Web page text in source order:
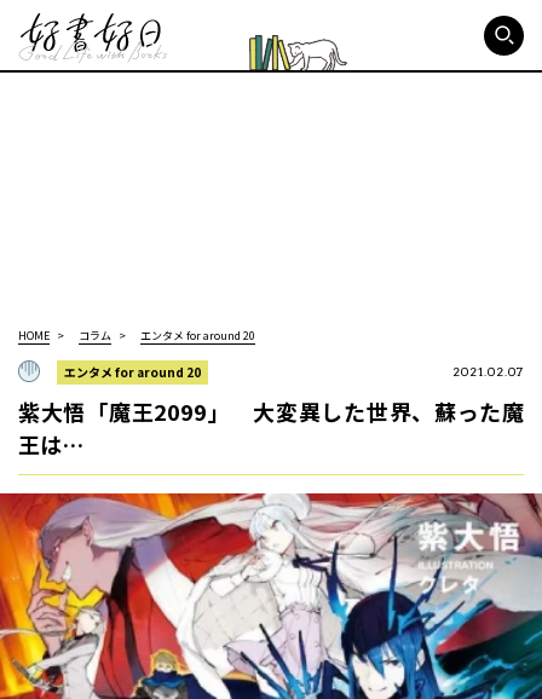
HOME コラム エンタメ for around 20
エンタメ for around 20 2021.02.07
紫大悟「魔王2099」 大変異した世界、蘇った魔
王は…